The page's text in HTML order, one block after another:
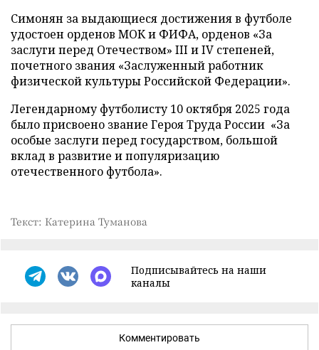
Симонян за выдающиеся достижения в футболе
удостоен орденов МОК и ФИФА, орденов «За
заслуги перед Отечеством» III и IV степеней,
почетного звания «Заслуженный работник
физической культуры Российской Федерации».
Легендарному футболисту 10 октября 2025 года
было присвоено звание Героя Труда России «За
особые заслуги перед государством, большой
вклад в развитие и популяризацию
отечественного футбола».
Текст: Катерина Туманова
Подписывайтесь на наши
каналы
Комментировать